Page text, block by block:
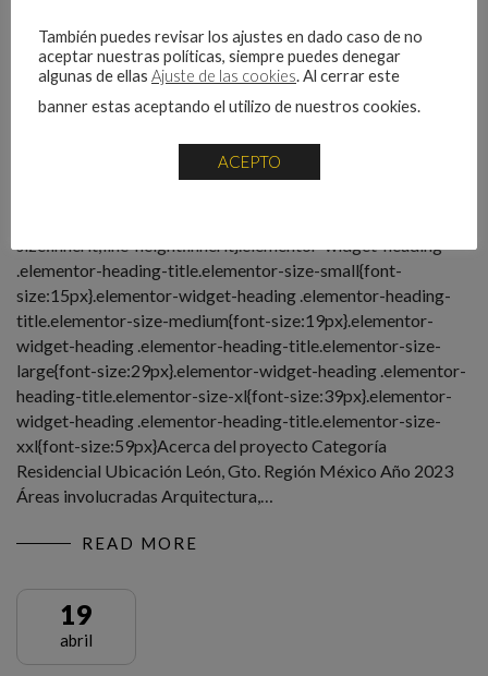
Casa Marfil
Casa MarfilHome /*! elementor - v3.12.1 - 02-04-2023 */
.elementor-heading-title{padding:0;margin:0;line-
size:inherit;line-height:inherit}.elementor-widget-heading
.elementor-heading-title.elementor-size-small{font-
size:15px}.elementor-widget-heading .elementor-heading-
title.elementor-size-medium{font-size:19px}.elementor-
widget-heading .elementor-heading-title.elementor-size-
large{font-size:29px}.elementor-widget-heading .elementor-
heading-title.elementor-size-xl{font-size:39px}.elementor-
widget-heading .elementor-heading-title.elementor-size-
xxl{font-size:59px}Acerca del proyecto Categoría
Residencial Ubicación León, Gto. Región México Año 2023
Áreas involucradas Arquitectura,…
READ MORE
19
abril
También puedes revisar los ajustes en dado caso de no
aceptar nuestras políticas, siempre puedes denegar
algunas de ellas Ajuste de las cookies. Al cerrar este
banner estas aceptando el utilizo de nuestros cookies.
ACEPTO